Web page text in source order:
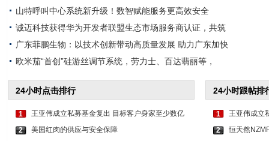
山特呼叫中心系统新升级！数智赋能服务更高效安全
诚迈科技获得华为开发者联盟生态市场服务商认证，共筑
广东菲鹏生物：以技术创新带动高质量发展 助力广东加快
欧米茄“首创”硅游丝调节系统，劳力士、百达翡丽等，
24小时点击排行
1
王亚伟成立私募基金复出 目标客户身家至少数亿
2
美国红肉的供应与安全保障
24小时跟帖排
1
王亚伟成立
2
恒天然